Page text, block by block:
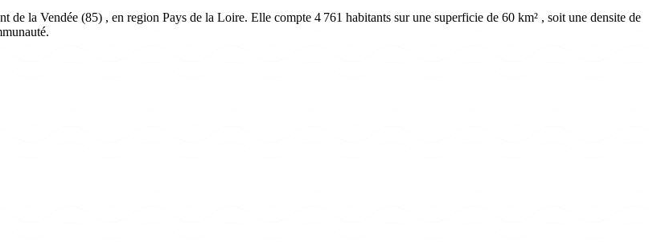
de la Vendée (85) , en region Pays de la Loire. Elle compte 4 761 habitants sur une superficie de 60 km² , soit une densite de